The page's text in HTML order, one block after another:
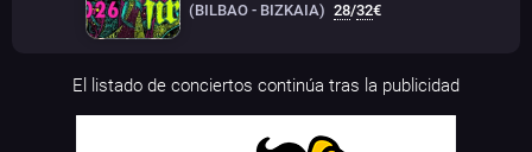
(BILBAO - BIZKAIA) 28/32€
El listado de conciertos continúa tras la publicidad